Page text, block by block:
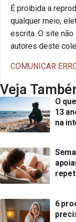
É proibida a
qualquer meio,
escrita. O site
autores deste
COMUNICAR
Veja
O
13
na
6